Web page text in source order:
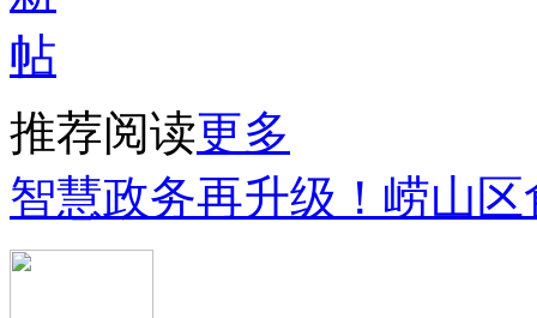
推荐阅读更多
智慧政务再升级！崂山